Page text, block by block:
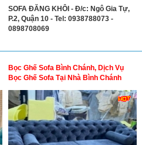
SOFA ĐĂNG KHÔI - Đ/c: Ngô Gia Tự,
P.2, Quận 10 - Tel: 0938788073 -
0898708069
Bọc Ghế Sofa Bình Chánh, Dịch Vụ
Bọc Ghế Sofa Tại Nhà Bình Chánh